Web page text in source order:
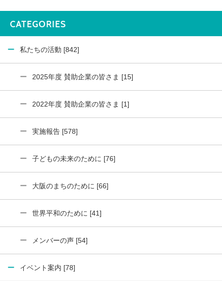
CATEGORIES
私たちの活動 [842]
2025年度 賛助企業の皆さま [15]
2022年度 賛助企業の皆さま [1]
実施報告 [578]
子どもの未来のために [76]
大阪のまちのために [66]
世界平和のために [41]
メンバーの声 [54]
イベント案内 [78]